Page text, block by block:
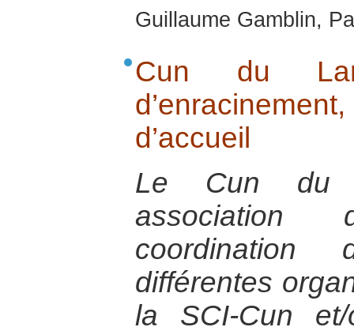
Guillaume Gamblin,
Cun du
d’accueil
Le Cun du
différentes
la SCI-Cun